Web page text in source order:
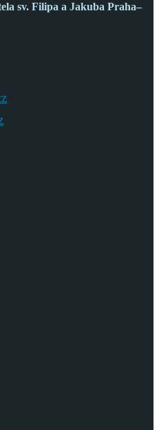
sv. Filipa a Jakuba Praha–